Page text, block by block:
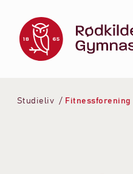
Studieliv Fitnessforening